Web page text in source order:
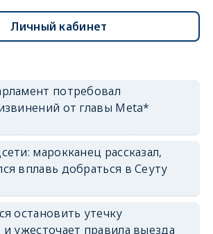
Личный кабинет
потребовал
от главы Meta*
марокканец рассказал,
вплавь добраться в Сеуту
остановить утечку
ужесточает правила выезда